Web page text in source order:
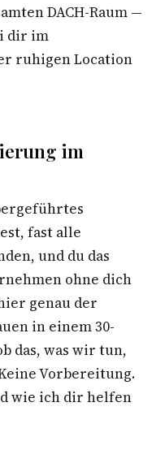
DACH-Raum —
dir im
ruhigen Location
im
fast alle
und du das
ohne dich
genau der
in einem 30-
das, was wir tun,
Vorbereitung.
wie ich dir helfen